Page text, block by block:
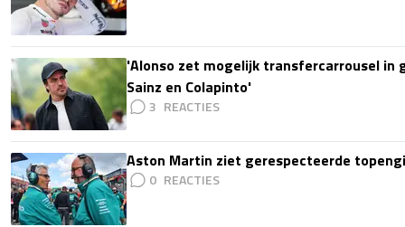
'Alonso zet mogelijk transfercarrousel in
Sainz en Colapinto'
3
Aston Martin ziet gerespecteerde
0